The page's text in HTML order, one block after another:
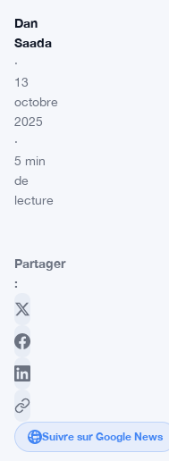
Dan
Saada
·
13
octobre
2025
·
5 min
de
lecture
Partager
:
Suivre sur Google News